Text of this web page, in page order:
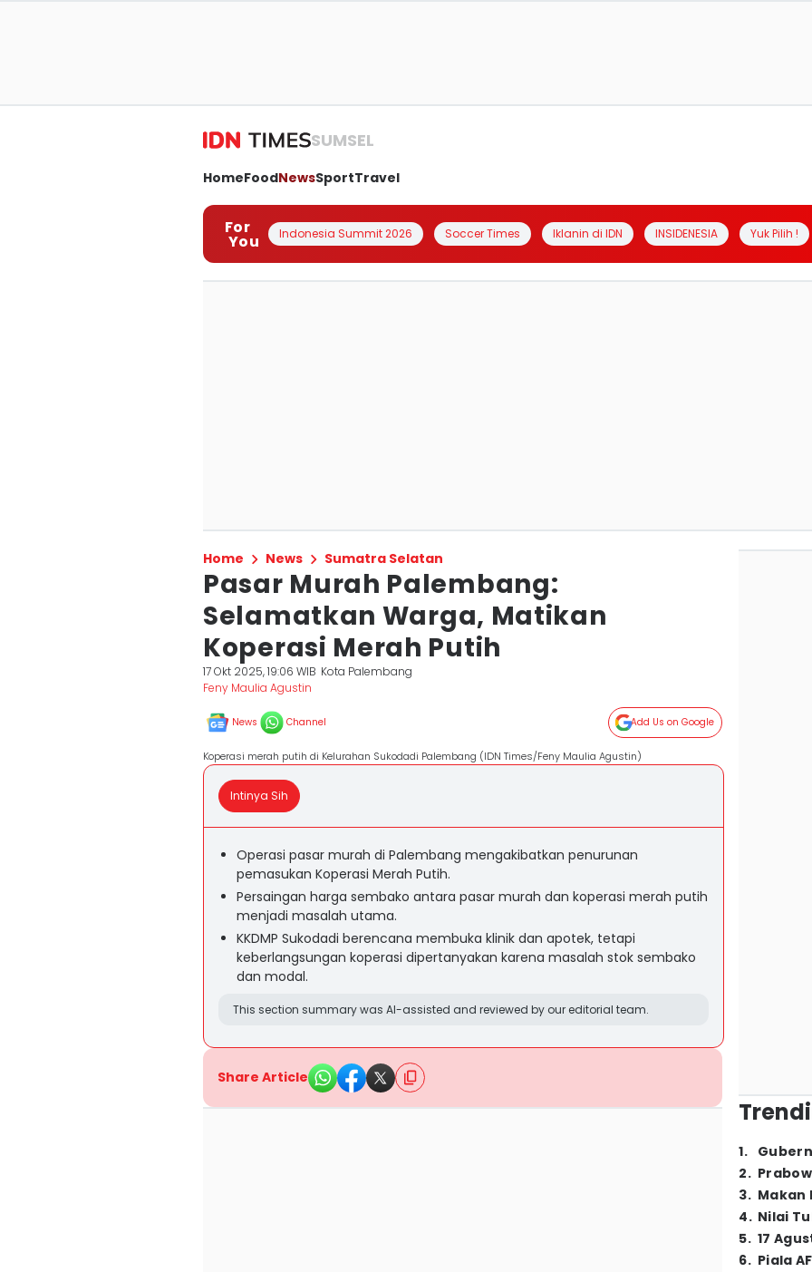
SUMSEL
HomeFoodNewsSportTravel
For
You Indonesia Summit 2026 Soccer Times Iklanin di IDN INSIDENESIA Yuk Pilih !
Home News Sumatra Selatan
Pasar Murah Palembang:
Selamatkan Warga, Matikan
Koperasi Merah Putih
17 Okt 2025, 19:06 WIB Kota Palembang
Feny Maulia Agustin
News Channel Add Us on Google
Koperasi merah putih di Kelurahan Sukodadi Palembang (IDN Times/Feny Maulia Agustin)
Intinya Sih
Operasi pasar murah di Palembang mengakibatkan penurunan
pemasukan Koperasi Merah Putih.
Persaingan harga sembako antara pasar murah dan koperasi merah putih
menjadi masalah utama.
KKDMP Sukodadi berencana membuka klinik dan apotek, tetapi
keberlangsungan koperasi dipertanyakan karena masalah stok sembako
dan modal.
This section summary was AI-assisted and reviewed by our editorial team.
Share Article
1.
2.
3. Makan
4. Nilai
5. 17
6. Piala